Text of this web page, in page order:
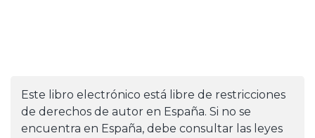
Este libro electrónico está libre de restricciones
de derechos de autor en España. Si no se
encuentra en España, debe consultar las leyes